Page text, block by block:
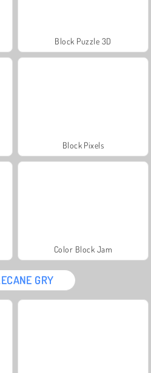
Block Puzzle 3D
Block Pixels
Color Block Jam
GRY